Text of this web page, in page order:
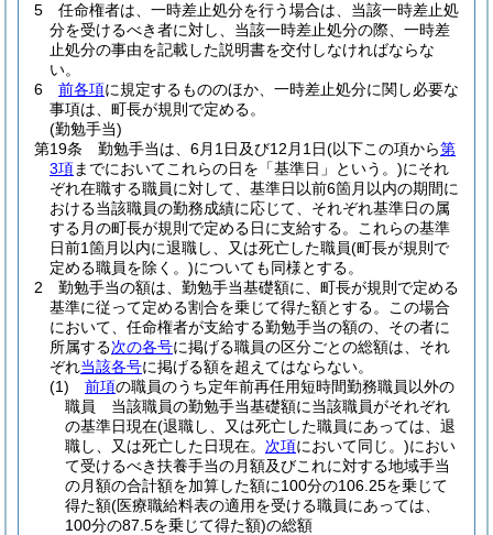
5
任命権者は、一時差止処分を行う場合は、当該一時差止処
分を受けるべき者に対し、当該一時差止処分の際、一時差
止処分の事由を記載した説明書を交付しなければならな
い。
6
前各項に規定するもののほか、一時差止処分に関し必要な
事項は、町長が規則で定める。
(勤勉手当)
第19条
勤勉手当は、6月1日及び12月1日(以下この項から第
3項までにおいてこれらの日を「基準日」という。)にそれ
ぞれ在職する職員に対して、基準日以前6箇月以内の期間に
おける当該職員の勤務成績に応じて、それぞれ基準日の属
する月の町長が規則で定める日に支給する。
これらの基準
日前1箇月以内に退職し、又は死亡した職員(町長が規則で
定める職員を除く。)についても同様とする。
2
勤勉手当の額は、勤勉手当基礎額に、町長が規則で定める
基準に従って定める割合を乗じて得た額とする。
この場合
において、任命権者が支給する勤勉手当の額の、その者に
所属する次の各号に掲げる職員の区分ごとの総額は、それ
ぞれ当該各号に掲げる額を超えてはならない。
(1)
前項の職員のうち定年前再任用短時間勤務職員以外の
職員 当該職員の勤勉手当基礎額に当該職員がそれぞれ
の基準日現在(退職し、又は死亡した職員にあっては、退
職し、又は死亡した日現在。 次項において同じ。)におい
て受けるべき扶養手当の月額及びこれに対する地域手当
の月額の合計額を加算した額に100分の106.25を乗じて
得た額(医療職給料表の適用を受ける職員にあっては、
100分の87.5を乗じて得た額)の総額